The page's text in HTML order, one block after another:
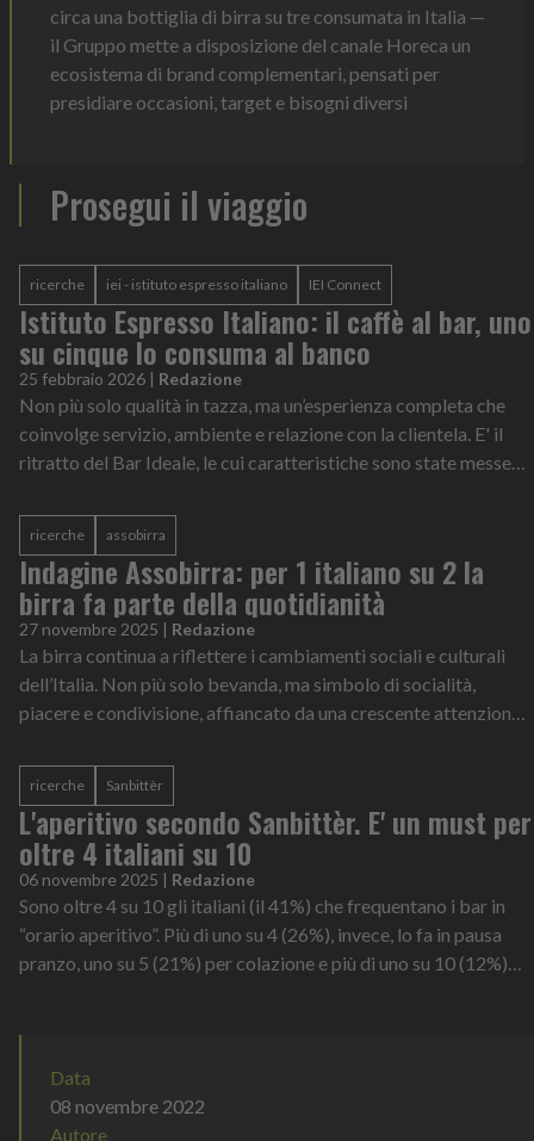
circa una bottiglia di birra su tre consumata in Italia —
il Gruppo mette a disposizione del canale Horeca un
ecosistema di brand complementari, pensati per
presidiare occasioni, target e bisogni diversi
Prosegui il viaggio
ricerche iei - istituto espresso italiano IEI Connect
Istituto Espresso Italiano: il caffè al bar, uno
su cinque lo consuma al banco
25 febbraio 2026 | Redazione
Non più solo qualità in tazza, ma un’esperienza completa che
coinvolge servizio, ambiente e relazione con la clientela. E' il
ritratto del Bar Ideale, le cui caratteristiche sono state messe
ricerche assobirra
Indagine Assobirra: per 1 italiano su 2 la
birra fa parte della quotidianità
27 novembre 2025 | Redazione
La birra continua a riflettere i cambiamenti sociali e culturali
dell’Italia. Non più solo bevanda, ma simbolo di socialità,
piacere e condivisione, affiancato da una crescente attenzione
ricerche Sanbittèr
L'aperitivo secondo Sanbittèr. E' un must per
oltre 4 italiani su 10
06 novembre 2025 | Redazione
Sono oltre 4 su 10 gli italiani (il 41%) che frequentano i bar in
“orario aperitivo”. Più di uno su 4 (26%), invece, lo fa in pausa
pranzo, uno su 5 (21%) per colazione e più di uno su 10 (12%)
Data
08 novembre 2022
Autore